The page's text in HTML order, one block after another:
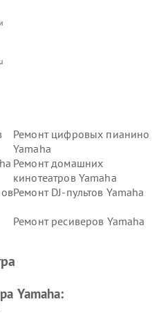
Ремонт цифровых пианино
Yamaha
Ремонт домашних
кинотеатров Yamaha
Ремонт DJ-пультов Yamaha
Ремонт ресиверов Yamaha
Yamaha
Yamaha: